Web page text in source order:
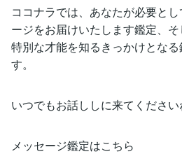
ココナラでは、あなたが必要と
ージをお届けいたします鑑定、
特別な才能を知るきっかけとな
す。
いつでもお話ししに来てください
メッセージ鑑定はこちら